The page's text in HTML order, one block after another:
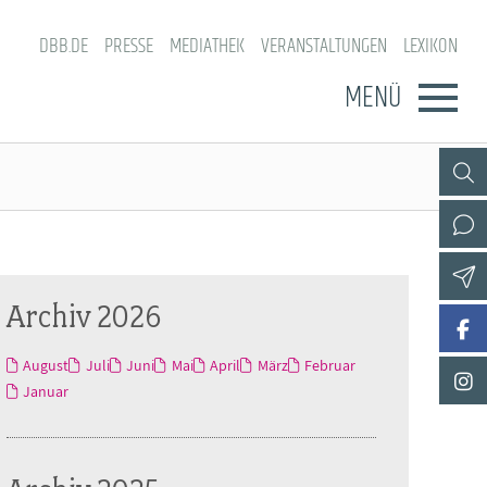
DBB.DE PRESSE MEDIATHEK VERANSTALTUNGEN LEXIKON
MENÜ
Archiv 2026
August Juli Juni Mai April März
Februar
Januar